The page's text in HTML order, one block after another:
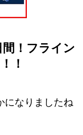
間！フライン
！
になりましたね